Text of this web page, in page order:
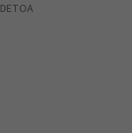
DETOA